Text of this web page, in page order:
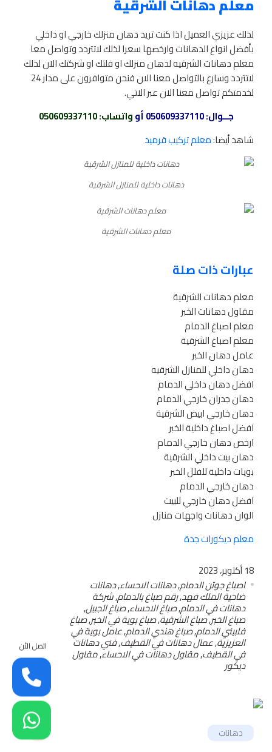
معلم دهانات الشرقية
لذلك عزيزي العميل اذا كنت تريد دهان منزلك خارجي او داخلي
بأفضل انواع الدهانات وارخصها سعرا لذلك لاتتردد وتواصل معا
معلم دهانات الشرقيه لدهان منزلك او فلتك او شركتك الان لذلك
لاتتردد وسارع بالتواصل معنا الان فنحن متوافرون على مدار 24
لخدمتكم تواصل معنا الان عبر الاتي.
جــوال:050609337110 أوواتساب: 050609337110
شاهد أيضا:معلم تركيب قرميد
دهانات داخلية للمنازل الشرقية
معلم دهانات الشرقية
عبارات ذات صلة
معلم دهانات الشرقية
مقاول دهانات الخبر
معلم اصباغ الدمام
معلم اصباغ الشرقية
عامل دهان الخبر
دهان داخلي للمنازل الشرقيه
افضل دهان داخلي الدمام
دهان جدران خارجي الدمام
دهان خارجي ابيض الشرقية
افضل اصباغ داخلية الخبر
ارخص دهان خارجي الدمام
دهان بيت داخلي الشرقية
بويات داخلية للفلل الخبر
دهان خارجي الدمام
افضل دهان خارجي للبيت
الوان دهانات واجهات منازل
معلم ديكورات جدة
18 أكتوبر، 2023
اصباغ جوتن الدمام,دهانات الاحساء,دهانات
ضاحية الملك فهد,رقم صباغ بالدمام,شركة
دهانات في الدمام,صباغ الاحساء,صباغ الجبيل,
صباغ الخبر,صباغ الشرقية,صباغ بوية في الخبر,صباغ
فلبيني الدمام,صباغ هندي الدمام,عامل بوية في
العزيزية,عمال دهانات في القطيف,فني دهانات
في القطيف,مقاول دهانات في الاحساء,مقاول
ديكور
دهانات 85
اتصل الأن